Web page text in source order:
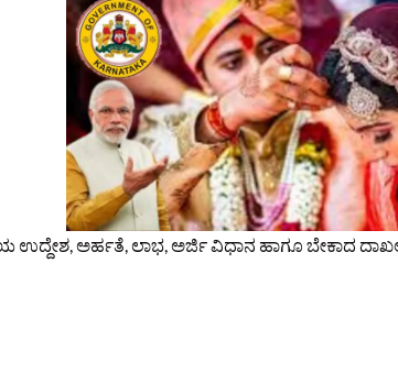
ಅರ್ಹತೆ, ಲಾಭ, ಅರ್ಜಿ ವಿಧಾನ ಹಾಗೂ ಬೇಕಾದ